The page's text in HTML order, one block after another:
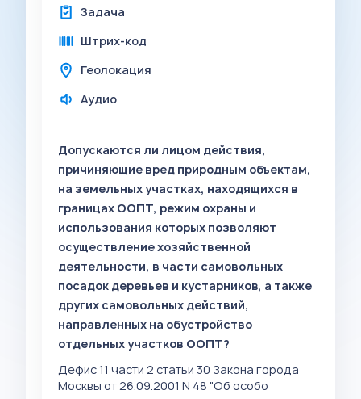
Задача
Штрих-код
Геолокация
Аудио
Допускаются ли лицом действия,
причиняющие вред природным объектам,
на земельных участках, находящихся в
границах ООПТ, режим охраны и
использования которых позволяют
осуществление хозяйственной
деятельности, в части самовольных
посадок деревьев и кустарников, а также
других самовольных действий,
направленных на обустройство
отдельных участков ООПТ?
Дефис 11 части 2 статьи 30 Закона города
Москвы от 26.09.2001 N 48 "Об особо